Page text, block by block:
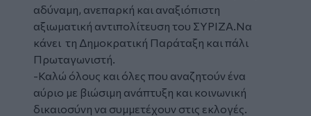
αδύναμη, ανεπαρκή και αναξιόπιστη
αξιωματική αντιπολίτευση του ΣΥΡΙΖΑ.Να
κάνει τη Δημοκρατική Παράταξη και πάλι
Πρωταγωνιστή.
-Καλώ όλους και όλες που αναζητούν ένα
αύριο με βιώσιμη ανάπτυξη και κοινωνική
δικαιοσύνη να συμμετέχουν στις εκλογές.